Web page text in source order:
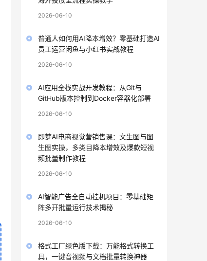
2026-06-10
普通人如何用AI降本增效？零基础打造AI
员工运营闲鱼与小红书实战教程
2026-06-10
AI应用全栈实战开发教程：从Git与
GitHub版本控制到Docker容器化部署
2026-06-10
即梦AI电商视觉营销售课：文生图与图
生图实操，多类目降本增效及爆款短视
频批量制作教程
2026-06-10
AI智能广告全自动挂机项目：零基础矩
阵多开批量运行技术揭秘
2026-06-10
格式工厂绿色版下载：万能格式转换工
具，一键音视频与文档批量转换神器